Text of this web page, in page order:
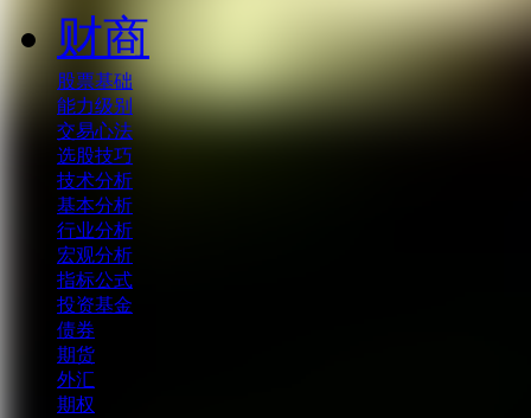
财商
股票基础
能力级别
交易心法
选股技巧
技术分析
基本分析
行业分析
宏观分析
指标公式
投资基金
债券
期货
外汇
期权